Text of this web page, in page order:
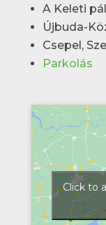
A Keleti
Újbuda-
Csepel,
Parkolás
Click to